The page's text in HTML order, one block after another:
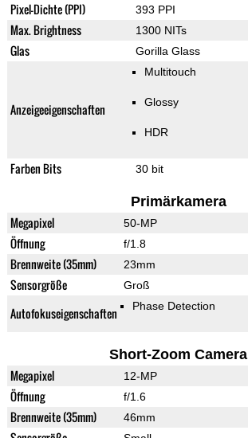
Pixel-Dichte (PPI) 393 PPI
Max. Brightness 1300 NITs
Glas Gorilla Glass
Anzeigeeigenschaften
Multitouch
Glossy
HDR
Farben Bits 30 bit
Primärkamera
Megapixel 50-MP
Öffnung f/1.8
Brennweite (35mm) 23mm
Sensorgröße Groß
Autofokuseigenschaften Phase Detection
Short-Zoom Camera
Megapixel 12-MP
Öffnung f/1.6
Brennweite (35mm) 46mm